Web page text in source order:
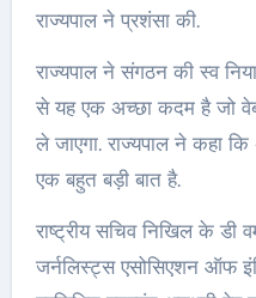
राज्यपाल ने प्रशंसा की.
राज्यपाल ने संगठन की स्व
से यह एक अच्छा कदम है जो वेब
ले जाएगा. राज्यपाल ने कहा
एक बहुत बड़ी बात है.
राष्ट्रीय सचिव निखिल के डी
जर्नलिस्ट्स एसोसिएशन ऑफ